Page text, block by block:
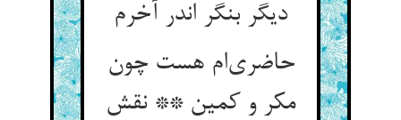
دیگر بنگر اندر آخرم
حاضری‌ام هست چون
مکر و کمین ** نقش